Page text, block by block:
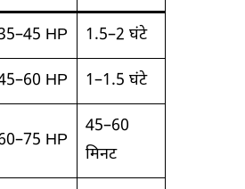
HP 1.5–2 घंटे
HP 1–1.5 घंटे
HP
45–60
मिनट